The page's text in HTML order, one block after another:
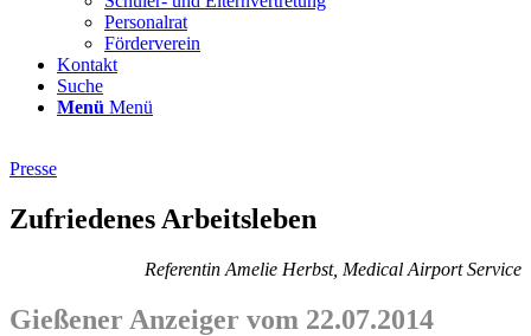
Personalrat
Förderverein
Kontakt
Suche
Menü Menü
Presse
Zufriedenes Arbeitsleben
Referentin Amelie Herbst, Medical Airport Service
Gießener Anzeiger vom 22.07.2014